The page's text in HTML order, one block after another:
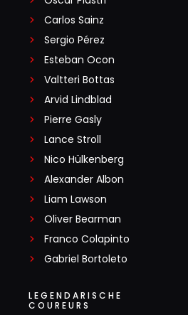
Carlos Sainz
Sergio Pérez
Esteban Ocon
Valtteri Bottas
Arvid Lindblad
Pierre Gasly
Lance Stroll
Nico Hülkenberg
Alexander Albon
Liam Lawson
Oliver Bearman
Franco Colapinto
Gabriel Bortoleto
LEGENDARISCHE
COUREURS